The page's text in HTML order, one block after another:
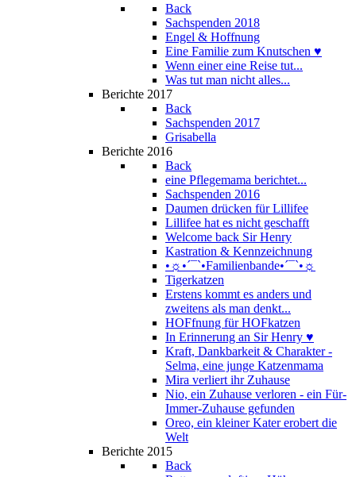
Back
Sachspenden 2018
Engel & Hoffnung
Eine Familie zum Knutschen ♥
Wenn einer eine Reise tut...
Was tut man nicht alles...
Berichte 2017
Back
Sachspenden 2017
Grisabella
Berichte 2016
Back
eine Pflegemama berichtet...
Sachspenden 2016
Daumen drücken für Lillifee
Lillifee hat es nicht geschafft
Welcome back Sir Henry
Kastration & Kennzeichnung
•☼•´¯`•Familienbande•´¯`•☼
Tigerkatzen
Erstens kommt es anders und
zweitens als man denkt...
HOFfnung für HOFkatzen
In Erinnerung an Sir Henry ♥
Kraft, Dankbarkeit & Charakter -
Selma, eine junge Katzenmama
Mira verliert ihr Zuhause
Nio, ein Zuhause verloren - ein Für-
Immer-Zuhause gefunden
Oreo, ein kleiner Kater erobert die
Welt
Berichte 2015
Back